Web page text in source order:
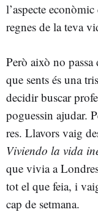
l’aspecte
regnes de la teva
Però això no
que sents és una
decidir buscar
poguessin ajudar.
res. Llavors vaig
Viviendo la vida
que vivia a
tot el que feia, i
cap de setmana.